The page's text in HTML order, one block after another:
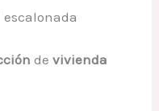
devivienda